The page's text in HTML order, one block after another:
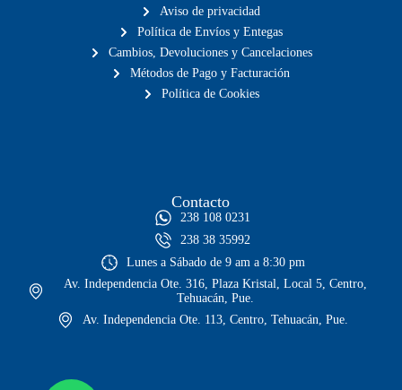
Aviso de privacidad
Política de Envíos y Entegas
Cambios, Devoluciones y Cancelaciones
Métodos de Pago y Facturación
Política de Cookies
Contacto
238 108 0231
238 38 35992
Lunes a Sábado de 9 am a 8:30 pm
Av. Independencia Ote. 316, Plaza Kristal, Local 5, Centro,
Tehuacán, Pue.
Av. Independencia Ote. 113, Centro, Tehuacán, Pue.